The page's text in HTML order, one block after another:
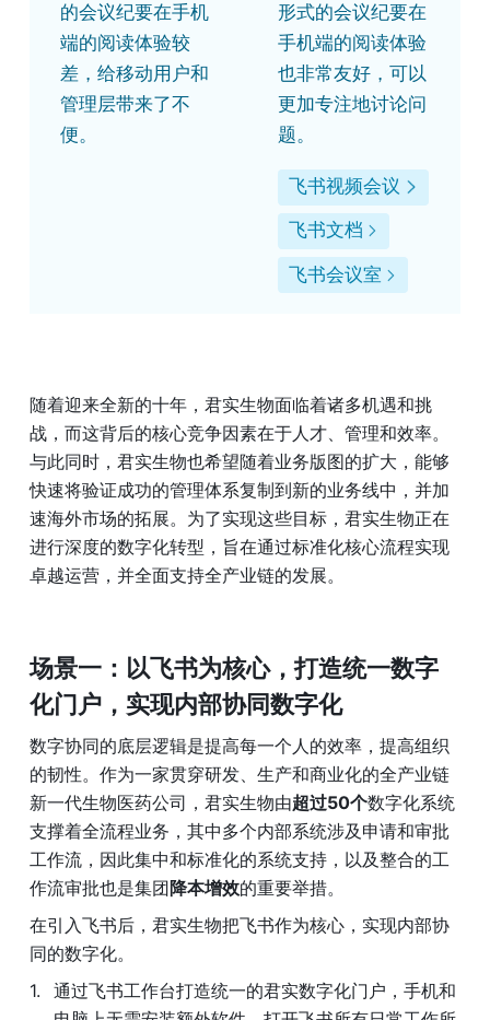
的会议纪要在手机
端的阅读体验较
差，给移动用户和
管理层带来了不
便。
形式的会议纪要在
手机端的阅读体验
也非常友好，可以
更加专注地讨论问
题。
飞书视频会议
飞书文档
飞书会议室
随着迎来全新的十年，君实生物面临着诸多机遇和挑
战，而这背后的核心竞争因素在于人才、管理和效率。
与此同时，君实生物也希望随着业务版图的扩大，能够
快速将验证成功的管理体系复制到新的业务线中，并加
速海外市场的拓展。为了实现这些目标，君实生物正在
进行深度的数字化转型，旨在通过标准化核心流程实现
卓越运营，并全面支持全产业链的发展。
场景一：以飞书为核心，打造统一数字
化门户，实现内部协同数字化
数字协同的底层逻辑是提高每一个人的效率，提高组织
的韧性。作为一家贯穿研发、生产和商业化的全产业链
新一代生物医药公司，君实生物由超过50个数字化系统
支撑着全流程业务，其中多个内部系统涉及申请和审批
工作流，因此集中和标准化的系统支持，以及整合的工
作流审批也是集团降本增效的重要举措。
在引入飞书后，君实生物把飞书作为核心，实现内部协
同的数字化。
通过飞书工作台打造统一的君实数字化门户，手机和